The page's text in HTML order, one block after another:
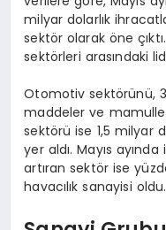
milyar dolarlık
sektör olarak öne
sektörleri arasındaki
Otomotiv sektörünü,
maddeler ve
sektörü ise 1,5 milyar
yer aldı. Mayıs
artıran sektör ise
havacılık sanayisi oldu.